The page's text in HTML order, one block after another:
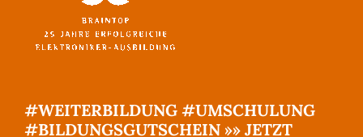
#WEITERBILDUNG #UMSCHULUNG
#BILDUNGSGUTSCHEIN »» JETZT